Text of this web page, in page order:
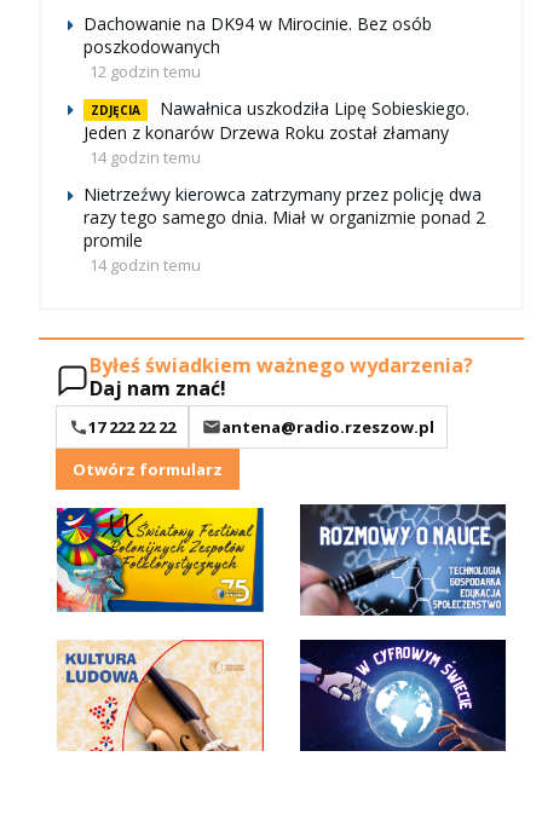
Dachowanie na DK94 w Mirocinie. Bez osób
poszkodowanych
12 godzin temu
ZDJĘCIA
Nawałnica uszkodziła Lipę Sobieskiego.
Jeden z konarów Drzewa Roku został złamany
14 godzin temu
Nietrzeźwy kierowca zatrzymany przez policję dwa
razy tego samego dnia. Miał w organizmie ponad 2
promile
14 godzin temu
Byłeś świadkiem ważnego wydarzenia?
Daj nam znać!
17 222 22 22
antena@radio.rzeszow.pl
Otwórz formularz